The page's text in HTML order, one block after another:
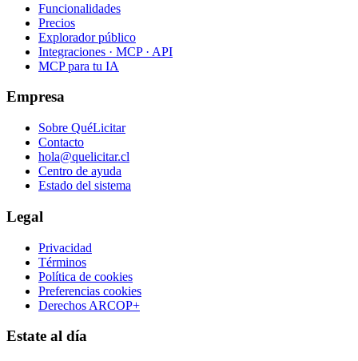
Funcionalidades
Precios
Explorador público
Integraciones · MCP · API
MCP para tu IA
Empresa
Sobre QuéLicitar
Contacto
hola@quelicitar.cl
Centro de ayuda
Estado del sistema
Legal
Privacidad
Términos
Política de cookies
Preferencias cookies
Derechos ARCOP+
Estate al día